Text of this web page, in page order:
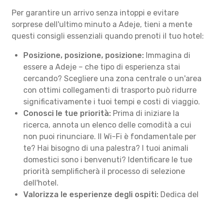
Per garantire un arrivo senza intoppi e evitare
sorprese dell'ultimo minuto a Adeje, tieni a mente
questi consigli essenziali quando prenoti il tuo hotel:
Posizione, posizione, posizione: Immagina di
essere a Adeje – che tipo di esperienza stai
cercando? Scegliere una zona centrale o un'area
con ottimi collegamenti di trasporto può ridurre
significativamente i tuoi tempi e costi di viaggio.
Conosci le tue priorità: Prima di iniziare la
ricerca, annota un elenco delle comodità a cui
non puoi rinunciare. Il Wi-Fi è fondamentale per
te? Hai bisogno di una palestra? I tuoi animali
domestici sono i benvenuti? Identificare le tue
priorità semplificherà il processo di selezione
dell'hotel.
Valorizza le esperienze degli ospiti: Dedica del